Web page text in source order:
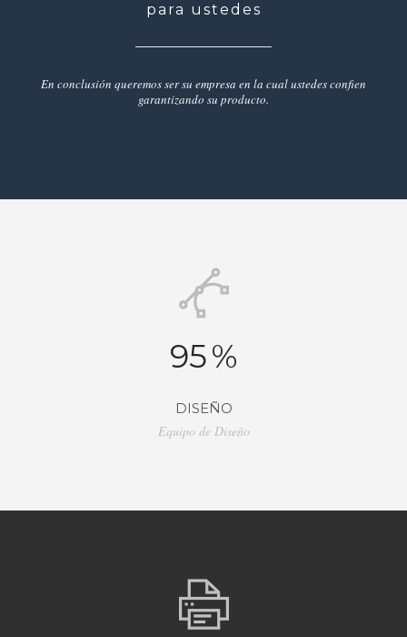
para ustedes
En conclusión queremos ser su empresa en la cual ustedes confien
garantizando su producto.
95%
DISEÑO
Equipo de Diseño